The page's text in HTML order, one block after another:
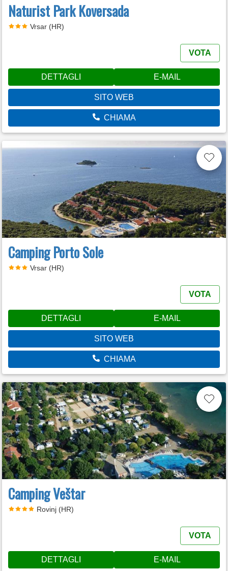
Naturist Park Koversada
Vrsar (HR)
VOTA
DETTAGLI E-MAIL
SITO WEB
CHIAMA
Camping Porto Sole
Vrsar (HR)
VOTA
DETTAGLI E-MAIL
SITO WEB
CHIAMA
Camping Veštar
Rovinj (HR)
VOTA
DETTAGLI E-MAIL